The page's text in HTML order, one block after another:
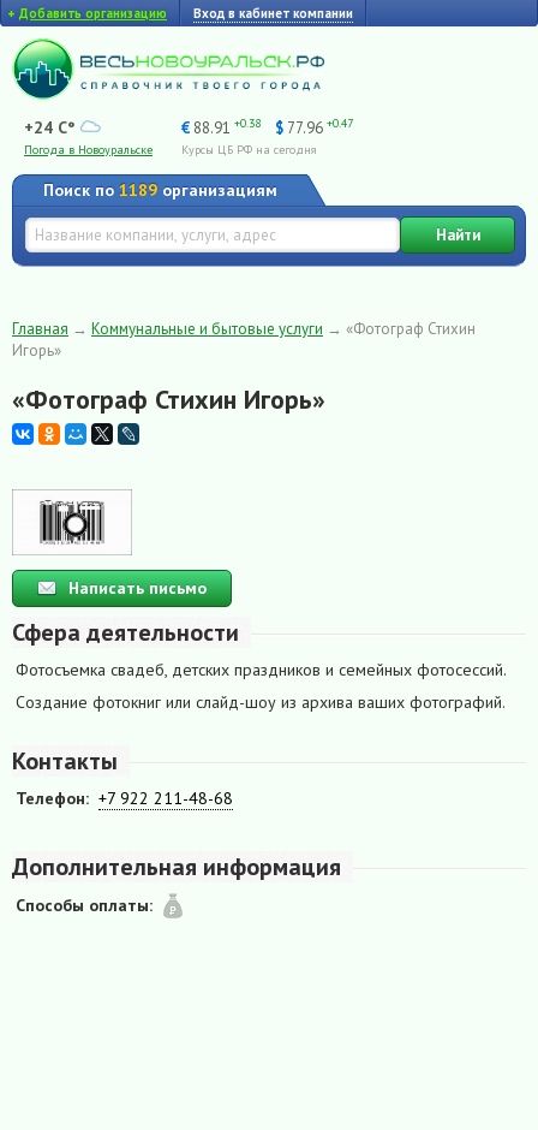
+ Добавить организацию Вход в кабинет компании
+24 C°
Погода в Новоуральске
€ 88.91 +0.38 $ 77.96 +0.47
Курсы ЦБ РФ на сегодня
Поиск по 1189 организациям
Найти
Главная → Коммунальные и бытовые услуги → «Фотограф Стихин
Игорь»
«Фотограф Стихин Игорь»
Написать письмо
Сфера деятельности
Фотосъемка свадеб, детских праздников и семейных фотосессий.
Создание фотокниг или слайд-шоу из архива ваших фотографий.
Контакты
Телефон: +7 922 211-48-68
Дополнительная информация
Способы оплаты: